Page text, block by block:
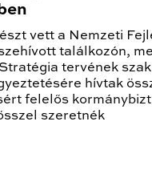
vett a Nemzeti
találkozón,
tervének
hívtak
felelős
szeretnék